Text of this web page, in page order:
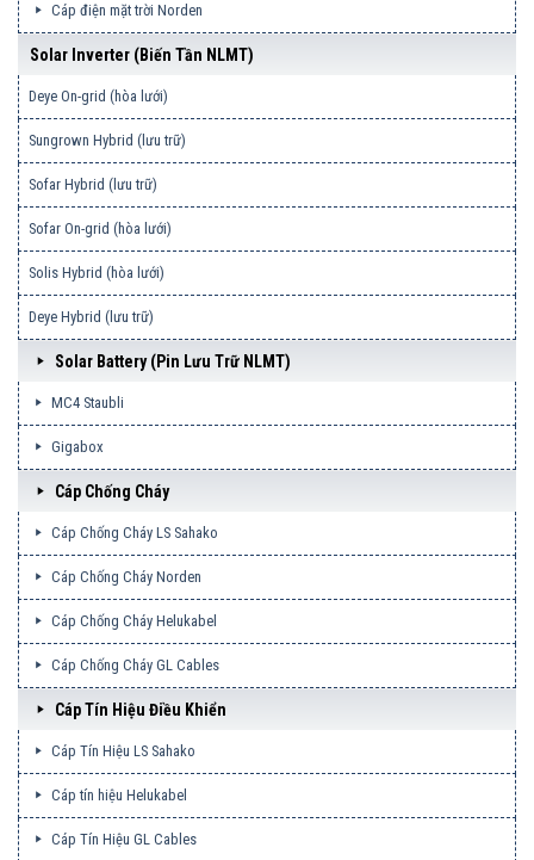
Cáp điện mặt trời Norden
Solar Inverter (biến Tần NLMT)
Deye On-grid (hòa lưới)
Sungrown Hybrid (lưu trữ)
Sofar Hybrid (lưu trữ)
Sofar On-grid (hòa lưới)
Solis Hybrid (hòa lưới)
Deye Hybrid (lưu trữ)
Solar Battery (pin Lưu Trữ NLMT)
MC4 Staubli
Gigabox
Cáp Chống Cháy
Cáp Chống Cháy LS Sahako
Cáp Chống Cháy Norden
Cáp Chống Cháy Helukabel
Cáp Chống Cháy GL Cables
Cáp Tín Hiệu Điều Khiển
Cáp Tín Hiệu LS Sahako
Cáp tín hiệu Helukabel
Cáp Tín Hiệu GL Cables